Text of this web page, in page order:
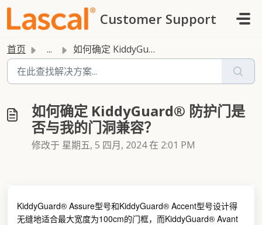
Customer Support
首页 ... 如何确定 KiddyGuard® 防护门是否与我的门洞兼容？
如何确定 KiddyGuard® 防护门是
否与我的门洞兼容？
修改于 星期五, 5 四月, 2024 在 2:01 PM
KiddyGuard® Assure型号和KiddyGuard® Accent型号设计得
无缝地适合最大宽度为100cm的门框，而KiddyGuard® Avant